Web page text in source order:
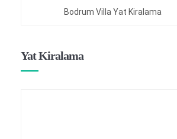
Bodrum Villa Yat Kiralama
Yat Kiralama